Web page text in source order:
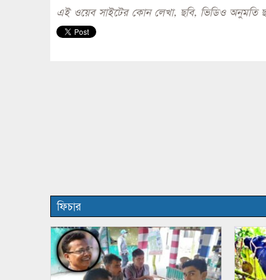
এই ওয়েব সাইটের কোন লেখা, ছবি, ভিডিও অনুমতি
ফিচার